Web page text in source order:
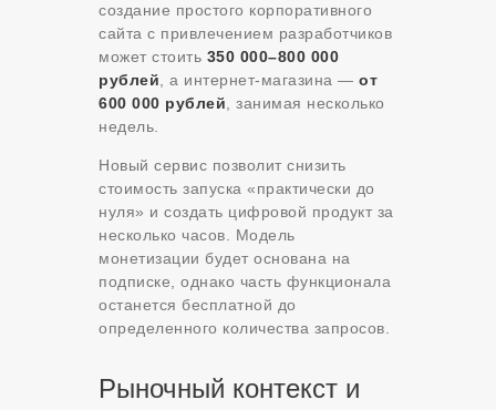
создание простого корпоративного
сайта с привлечением разработчиков
может стоить 350 000–800 000
рублей, а интернет-магазина — от
600 000 рублей, занимая несколько
недель.
Новый сервис позволит снизить
стоимость запуска «практически до
нуля» и создать цифровой продукт за
несколько часов. Модель
монетизации будет основана на
подписке, однако часть функционала
останется бесплатной до
определенного количества запросов.
Рыночный контекст и